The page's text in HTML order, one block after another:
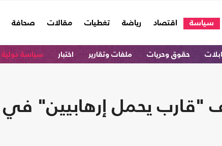
سياسة اقتصاد رياضة تغطيات مقالات صحافة
حقوق وحريات ملفات وتقارير اختبار سياسة دولية
يحمل إرهابيين" في